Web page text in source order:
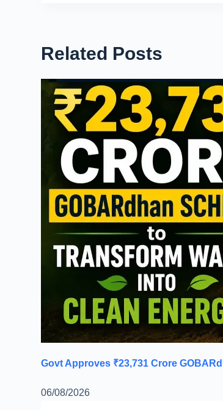
Related Posts
Govt Approves ₹23,731 Crore
06/08/2026